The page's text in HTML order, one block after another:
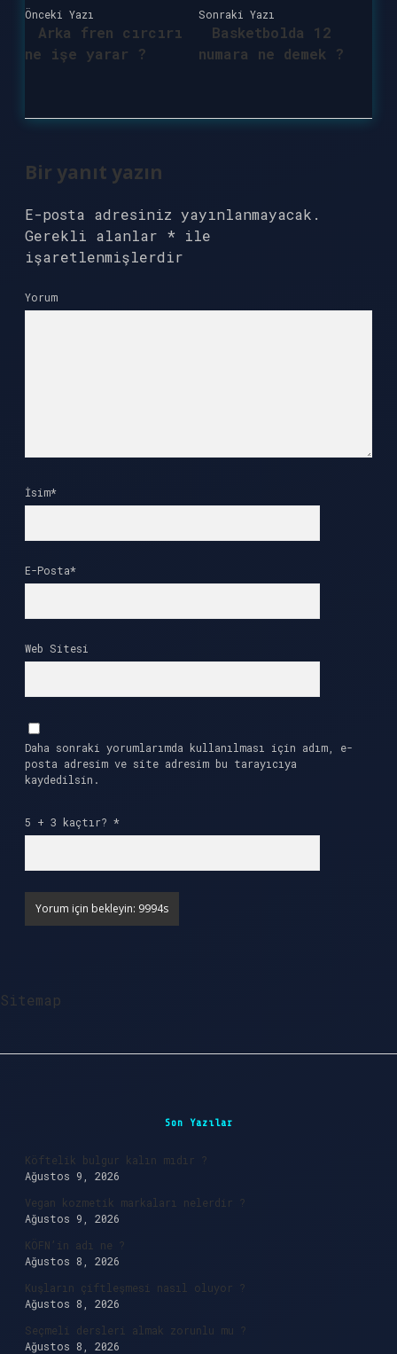
Önceki Yazı
Arka fren cırcırı
ne işe yarar ?
Sonraki Yazı
Basketbolda 12
numara ne demek ?
Bir yanıt yazın
E-posta adresiniz yayınlanmayacak.
Gerekli alanlar * ile
işaretlenmişlerdir
Yorum
İsim*
E-Posta*
Web Sitesi
Daha sonraki yorumlarımda kullanılması için adım, e-
posta adresim ve site adresim bu tarayıcıya
kaydedilsin.
5 + 3 kaçtır? *
Sitemap
Son Yazılar
Köftelik bulgur kalın mıdır ?
Ağustos 9, 2026
Vegan kozmetik markaları nelerdir ?
Ağustos 9, 2026
KÖFN’in adı ne ?
Ağustos 8, 2026
Kuşların çiftleşmesi nasıl oluyor ?
Ağustos 8, 2026
Seçmeli dersleri almak zorunlu mu ?
Ağustos 8, 2026